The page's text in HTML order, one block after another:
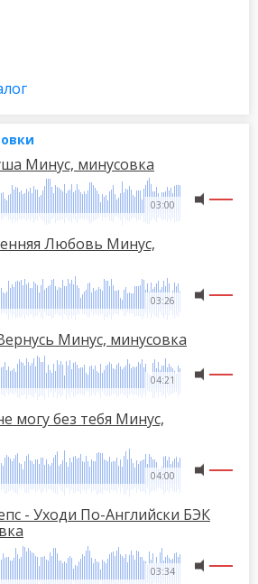
Минус, минусовка
03:00
Любовь Минус,
03:26
Минус, минусовка
04:21
могу без тебя Минус,
04:00
- Уходи По-Английски БЭК
03:34